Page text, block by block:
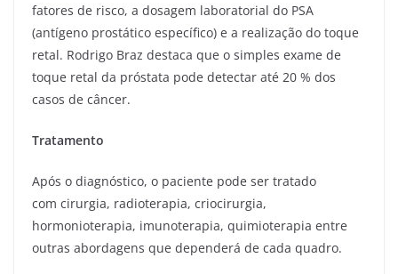
fatores de risco, a dosagem laboratorial do PSA
(antígeno prostático específico) e a realização do toque
retal. Rodrigo Braz destaca que o simples exame de
toque retal da próstata pode detectar até 20 % dos
casos de câncer.
Tratamento
Após o diagnóstico, o paciente pode ser tratado
com cirurgia, radioterapia, criocirurgia,
hormonioterapia, imunoterapia, quimioterapia entre
outras abordagens que dependerá de cada quadro.